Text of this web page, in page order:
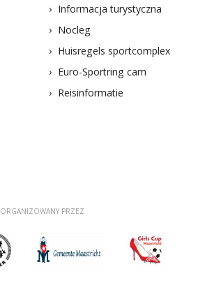
Informacja turystyczna
Nocleg
Huisregels sportcomplex
Euro-Sportring cam
Reisinformatie
ORGANIZOWANY PRZEZ